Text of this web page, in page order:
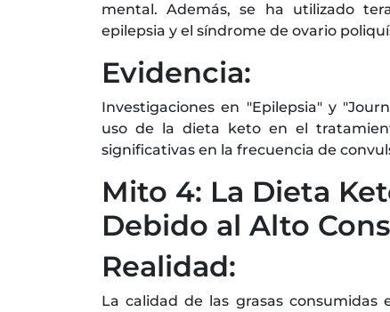
mental. Además, se ha utilizado
epilepsia y el síndrome de ovario
Evidencia:
Investigaciones en "Epilepsia" y
uso de la dieta keto en el
significativas en la frecuencia de
Mito 4: La Dieta
Debido al Alto
Realidad:
La calidad de las grasas consumidas